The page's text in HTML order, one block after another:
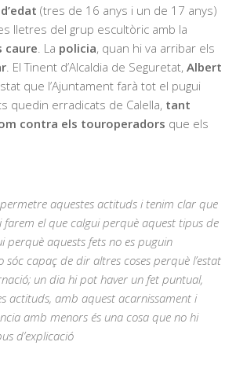
(tres de 16 anys i un de 17 anys)
lletres del grup escultòric amb la
caure . La policia, quan hi va arribar els
. El Tinent d’Alcaldia de Seguretat, Albert
que l’Ajuntament farà tot el pugui
quedin erradicats de Calella, tant
contra els touroperadors que els
permetre aquestes actituds i tenim clar que
farem el que calgui perquè aquest tipus de
perquè aquests fets no es puguin
capaç de dir altres coses perquè l’estat
un dia hi pot haver un fet puntual,
actituds, amb aquest acarnissament i
amb menors és una cosa que no hi
d’explicació